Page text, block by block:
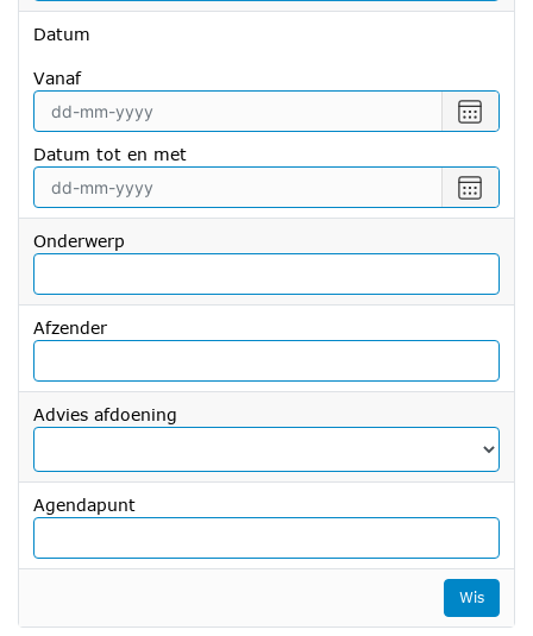
Datum
vanaf
een
vanaf
Datum tot en met
een
tot
met
Onderwerp
Afzender
Advies afdoening
Agendapunt
Wis